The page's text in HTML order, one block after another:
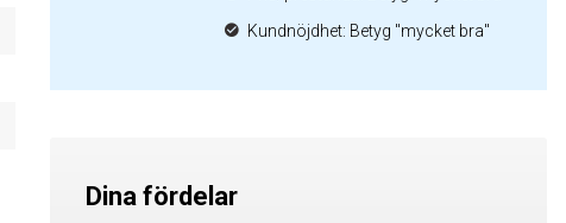
Kundnöjdhet: Betyg "mycket bra"
Dina fördelar